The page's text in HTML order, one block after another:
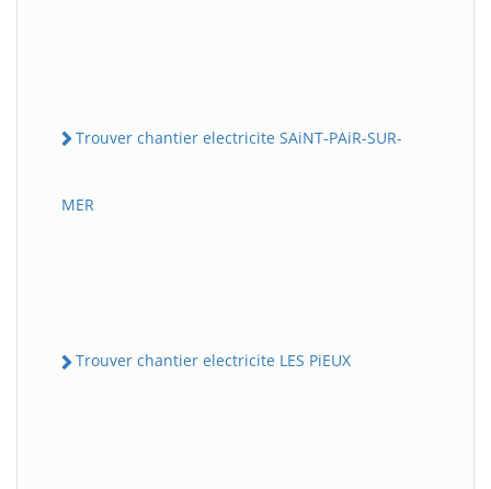
Trouver chantier electricite SAiNT-PAiR-SUR-
MER
Trouver chantier electricite LES PiEUX